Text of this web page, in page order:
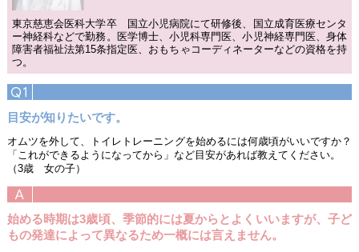
東京慈恵会医科大学卒 国立小児病院にて研修後、国立成育医療センタ
ー神経科などで勤務。医学博士、小児科専門医、小児神経専門医、身体
障害者福祉法第15条指定医、おもちゃコーディネーターなどの資格を持
つ。
目安が知りたいです。
オムツを外して、トイレトレーニングを始めるには何歳頃がいいですか？
「これができるようになってから」など目安があれば教えてください。
（3歳 女の子）
始める時期は3歳頃、季節的には夏からとよくいいますが、子ど
もの発達によって異なるため一概には言えません。